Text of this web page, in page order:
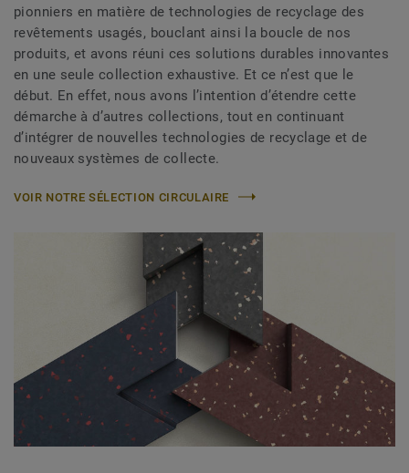
pionniers en matière de technologies de recyclage des
revêtements usagés, bouclant ainsi la boucle de nos
produits, et avons réuni ces solutions durables innovantes
en une seule collection exhaustive. Et ce n’est que le
début. En effet, nous avons l’intention d’étendre cette
démarche à d’autres collections, tout en continuant
d’intégrer de nouvelles technologies de recyclage et de
nouveaux systèmes de collecte.
VOIR NOTRE SÉLECTION CIRCULAIRE